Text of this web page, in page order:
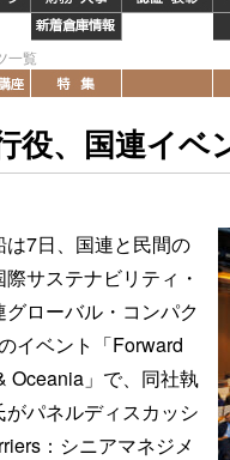
一覧
役、国連イベ
は7日、国連と民間の
サステナビリティ・
ローバル・コンパク
イベント「Forward
Oceania」で、同社執
パネルディスカッシ
：シニアマネジメ